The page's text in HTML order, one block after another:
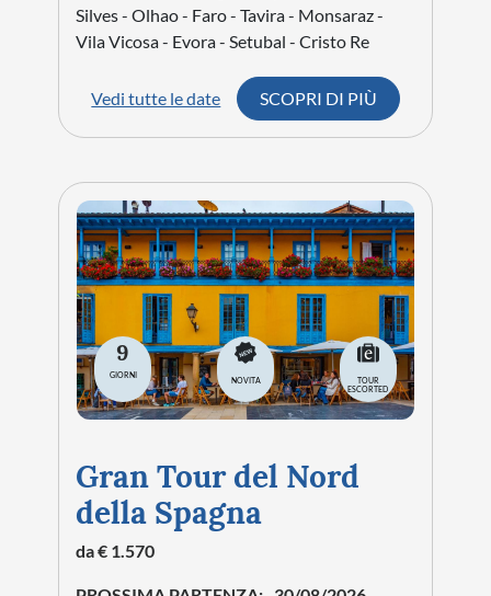
Silves - Olhao - Faro - Tavira - Monsaraz -
Vila Vicosa - Evora - Setubal - Cristo Re
Vedi tutte le date SCOPRI DI PIÙ
9
GIORNI
NOVITA
TOUR
ESCORTED
Gran Tour del Nord
della Spagna
da € 1.570